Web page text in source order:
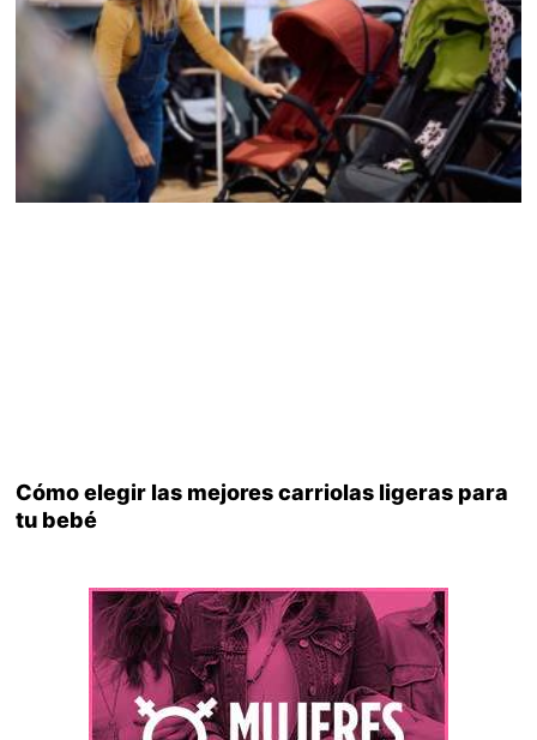
Cómo elegir las mejores carriolas ligeras para
tu bebé